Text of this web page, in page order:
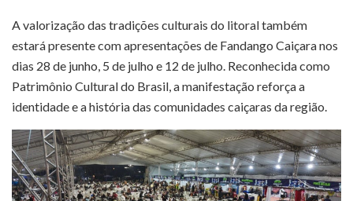
A valorização das tradições culturais do litoral também
estará presente com apresentações de Fandango Caiçara nos
dias 28 de junho, 5 de julho e 12 de julho. Reconhecida como
Patrimônio Cultural do Brasil, a manifestação reforça a
identidade e a história das comunidades caiçaras da região.